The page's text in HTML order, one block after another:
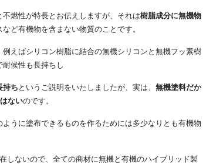
燃性が特長とお伝えしますが、それは樹脂成分に無機物
ど有機物を含まない物質のことです。
えばシリコン樹脂に結合の無機シリコンと無機フッ素樹
候性も長持ちし
持ち というご説明をいたしましたが、実は、 無機塗料だか
ないのです。
うに塗布できるものを作るためには多少なりとも有機物
しないので、全ての商材に無機と有機のハイブリッド製